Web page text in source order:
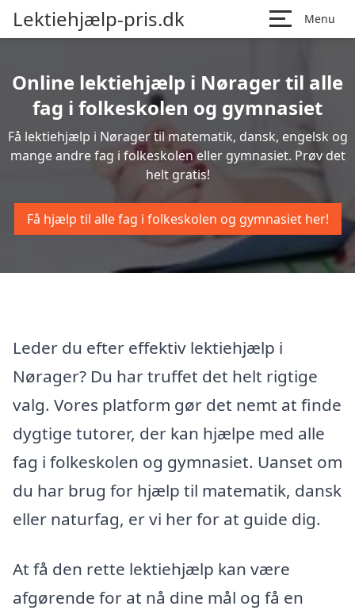
Lektiehjælp-pris.dk Menu
Online lektiehjælp i Nørager til alle
fag i folkeskolen og gymnasiet
Få lektiehjælp i Nørager til matematik, dansk, engelsk og
mange andre fag i folkeskolen eller gymnasiet. Prøv det
helt gratis!
Få hjælp til alle fag i folkeskolen og gymnasiet her!
Leder du efter effektiv lektiehjælp i
Nørager? Du har truffet det helt rigtige
valg. Vores platform gør det nemt at finde
dygtige tutorer, der kan hjælpe med alle
fag i folkeskolen og gymnasiet. Uanset om
du har brug for hjælp til matematik, dansk
eller naturfag, er vi her for at guide dig.
At få den rette lektiehjælp kan være
afgørende for at nå dine mål og få en